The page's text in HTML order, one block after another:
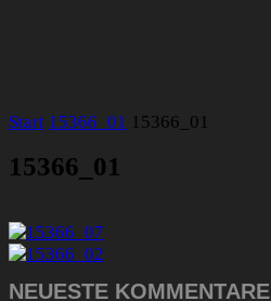
Start 15366_01 15366_01
15366_01
NEUESTE KOMMENTARE